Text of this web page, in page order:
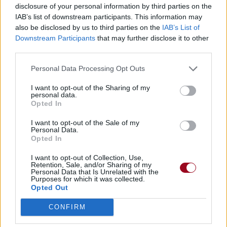
disclosure of your personal information by third parties on the
IAB’s list of downstream participants. This information may
also be disclosed by us to third parties on the IAB’s List of
Downstream Participants that may further disclose it to other
Personal Data Processing Opt Outs
I want to opt-out of the Sharing of my
personal data.
Opted In
I want to opt-out of the Sale of my
Personal Data.
Opted In
I want to opt-out of Collection, Use,
Retention, Sale, and/or Sharing of my
Personal Data that Is Unrelated with the
Purposes for which it was collected.
Opted Out
CONFIRM